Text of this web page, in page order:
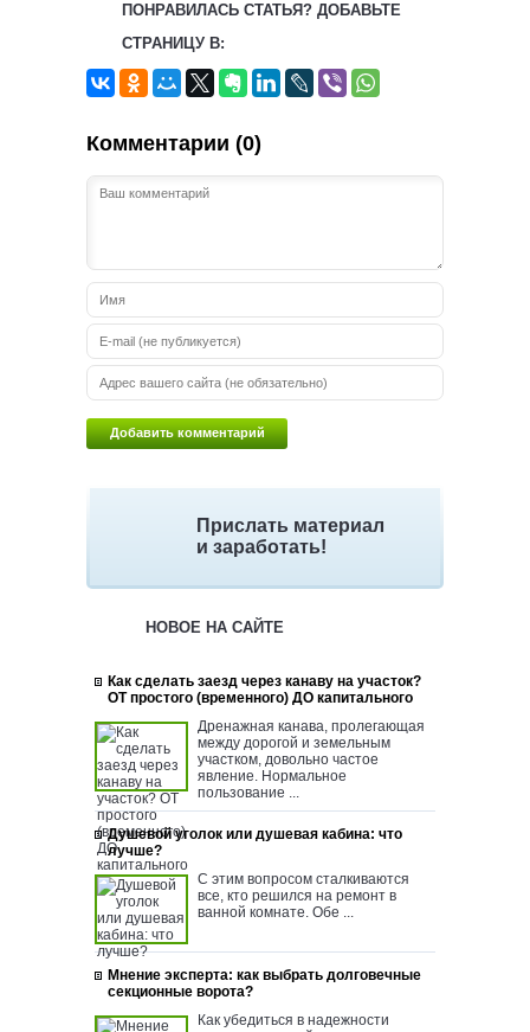
ПОНРАВИЛАСЬ СТАТЬЯ? ДОБАВЬТЕ
СТРАНИЦУ В:
Комментарии (0)
Прислать материал
и заработать!
НОВОЕ НА САЙТЕ
Как сделать заезд через канаву на участок?
ОТ простого (временного) ДО капитального
Дренажная канава, пролегающая
между дорогой и земельным
участком, довольно частое
явление. Нормальное
пользование ...
Душевой уголок или душевая кабина: что
лучше?
С этим вопросом сталкиваются
все, кто решился на ремонт в
ванной комнате. Обе ...
Мнение эксперта: как выбрать долговечные
секционные ворота?
Как убедиться в надежности